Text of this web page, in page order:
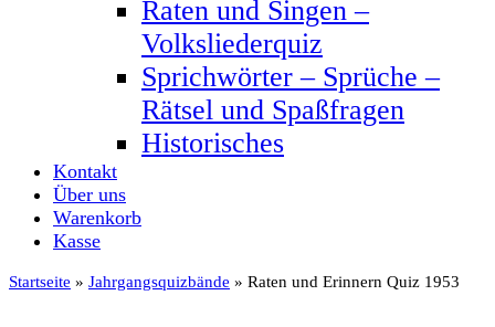
Raten und Singen –
Volksliederquiz
Sprichwörter – Sprüche –
Rätsel und Spaßfragen
Historisches
Kontakt
Über uns
Warenkorb
Kasse
Startseite » Jahrgangsquizbände » Raten und Erinnern Quiz 1953